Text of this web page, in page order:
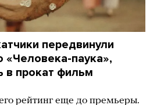
передвинули
«Человека-паука»,
в прокат фильм
рейтинг еще до премьеры.